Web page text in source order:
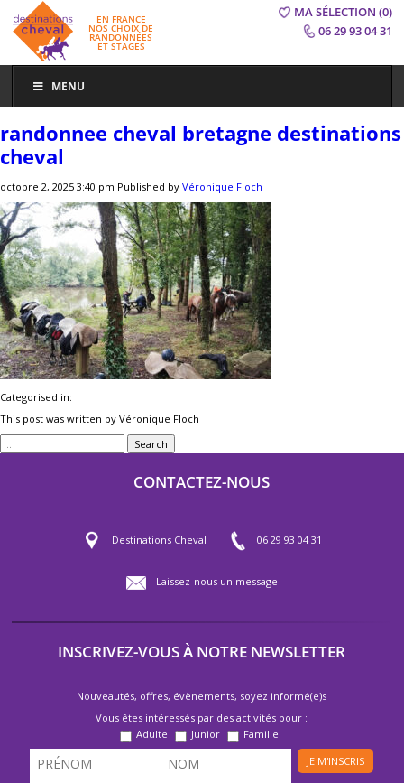
EN FRANCE
NOS CHOIX DE
RANDONNÉES
ET STAGES
MA SÉLECTION (0)
06 29 93 04 31
MENU
randonnee cheval bretagne destinations
cheval
octobre 2, 2025 3:40 pm Published by Véronique Floch
Categorised in:
This post was written by Véronique Floch
Search
CONTACTEZ-NOUS
Destinations Cheval 06 29 93 04 31
Laissez-nous un message
INSCRIVEZ-VOUS À NOTRE NEWSLETTER
Nouveautés, offres, évènements, soyez informé(e)s
Vous êtes intéressés par des activités pour :
Adulte
Junior
Famille
JE M'INSCRIS